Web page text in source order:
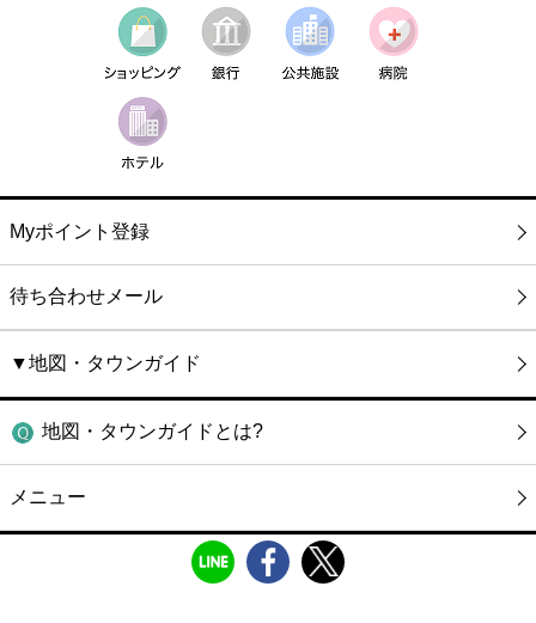
Myポイント登録
待ち合わせメール
▼地図・タウンガイド
地図・タウンガイドとは?
メニュー